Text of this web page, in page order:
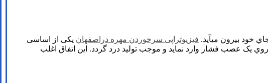
خود بیرون میآید. فیزیوتراپی سرخوردن مهره دراصفهان یکی از اساسی
يک عصب فشار وارد نماید و موجب تولید درد گردد. اين اتفاق اغلب